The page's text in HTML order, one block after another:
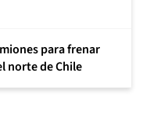
para frenar
norte de Chile